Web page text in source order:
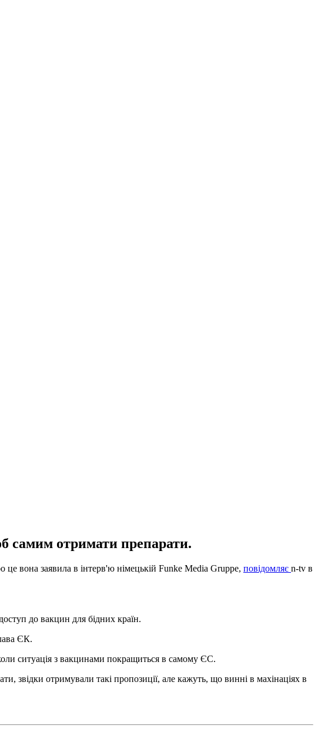
самим отримати препарати.
вона заявила в інтерв'ю німецькій Funke Media Gruppe, повідомляє n-tv в
до вакцин для бідних країн.
ЄК.
ситуація з вакцинами покращиться в самому ЄС.
звідки отримували такі пропозиції, але кажуть, що винні в махінаціях в